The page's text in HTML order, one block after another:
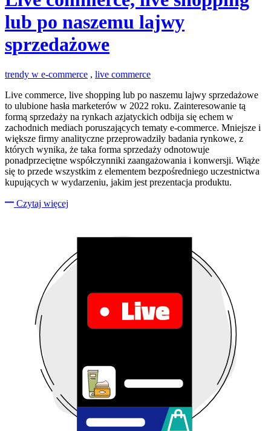
lub po naszemu lajwy
sprzedażowe
trendy w e-commerce , live commerce
Live commerce, live shopping lub po naszemu lajwy sprzedażowe
to ulubione hasła marketerów w 2022 roku. Zainteresowanie tą
formą sprzedaży na rynkach azjatyckich odbija się echem w
zachodnich mediach poruszających tematy e-commerce. Mniejsze i
większe firmy analityczne przeprowadziły badania rynkowe, z
których wynika, że taka forma sprzedaży odnotowuje
ponadprzeciętne współczynniki zaangażowania i konwersji. Wiąże
się to przede wszystkim z elementem bezpośredniego uczestnictwa
kupujących w wydarzeniu, jakim jest prezentacja produktu.
Czytaj więcej